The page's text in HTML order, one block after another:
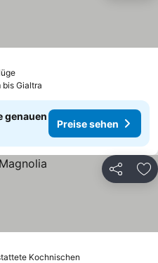
Preise sehen
bis Gialtra
genauen
Preise sehen
Teilen
Kochnischen